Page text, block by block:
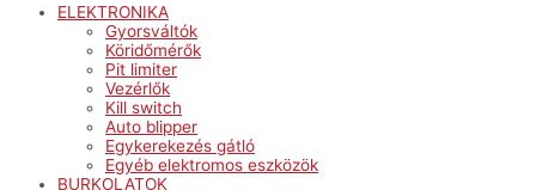
ELEKTRONIKA
Gyorsváltók
Köridőmérők
Pit limiter
Vezérlők
Kill switch
Auto blipper
Egykerekezés gátló
Egyéb elektromos eszközök
BURKOLATOK